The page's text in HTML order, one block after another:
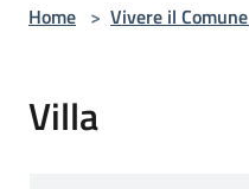
Home > Vivere il Comune
Villa